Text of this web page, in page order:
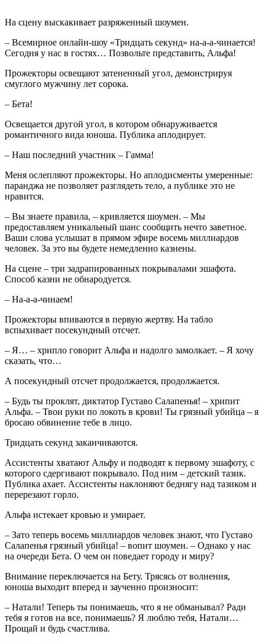
На сцену выскакивает разряженный шоумен.
– Всемирное онлайн-шоу «Тридцать секунд» на-а-а-чинается!
Сегодня у нас в гостях… Позвольте представить, Альфа!
Прожекторы освещают затененный угол, демонстрируя
смуглого мужчину лет сорока.
– Бета!
Освещается другой угол, в котором обнаруживается
романтичного вида юноша. Публика аплодирует.
– Наш последний участник – Гамма!
Меня ослепляют прожекторы. Но аплодисменты умеренные:
паранджа не позволяет разглядеть тело, а публике это не
нравится.
– Вы знаете правила, – кривляется шоумен. – Мы
предоставляем уникальный шанс сообщить нечто заветное.
Ваши слова услышат в прямом эфире восемь миллиардов
человек. За это вы будете немедленно казнены.
На сцене – три задрапированных покрывалами эшафота.
Способ казни не обнародуется.
– На-а-а-чинаем!
Прожекторы впиваются в первую жертву. На табло
вспыхивает посекундный отсчет.
– Я… – хрипло говорит Альфа и надолго замолкает. – Я хочу
сказать, что…
А посекундный отсчет продолжается, продолжается.
– Будь ты проклят, диктатор Густаво Салапенья! – хрипит
Альфа. – Твои руки по локоть в крови! Ты грязный убийца – я
бросаю обвинение тебе в лицо.
Тридцать секунд заканчиваются.
Ассистенты хватают Альфу и подводят к первому эшафоту, с
которого сдергивают покрывало. Под ним – детский тазик.
Публика ахает. Ассистенты наклоняют беднягу над тазиком и
перерезают горло.
Альфа истекает кровью и умирает.
– Зато теперь восемь миллиардов человек знают, что Густаво
Салапенья грязный убийца! – вопит шоумен. – Однако у нас
на очереди Бета. О чем он поведает городу и миру?
Внимание переключается на Бету. Трясясь от волнения,
юноша выходит вперед и заученно произносит:
– Натали! Теперь ты понимаешь, что я не обманывал? Ради
тебя я готов на все, понимаешь? Я люблю тебя, Натали…
Прощай и будь счастлива.